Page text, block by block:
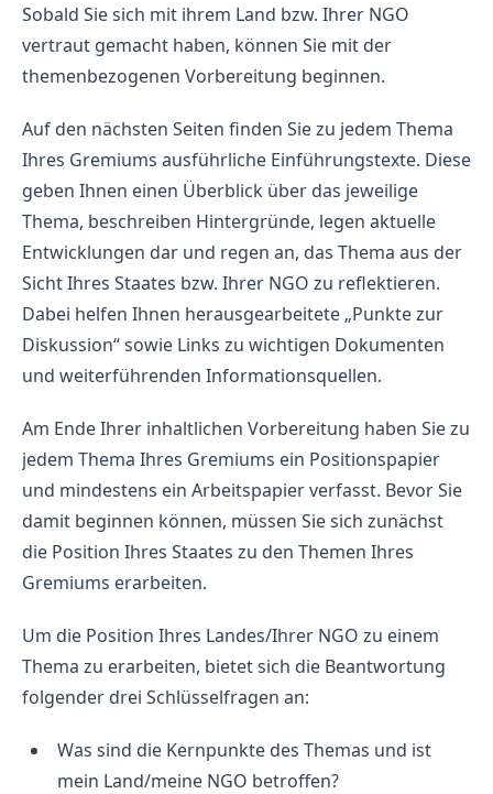
Sobald Sie sich mit ihrem Land bzw. Ihrer NGO
vertraut gemacht haben, können Sie mit der
themenbezogenen Vorbereitung beginnen.
Auf den nächsten Seiten finden Sie zu jedem Thema
Ihres Gremiums ausführliche Einführungstexte. Diese
geben Ihnen einen Überblick über das jeweilige
Thema, beschreiben Hintergründe, legen aktuelle
Entwicklungen dar und regen an, das Thema aus der
Sicht Ihres Staates bzw. Ihrer NGO zu reflektieren.
Dabei helfen Ihnen herausgearbeitete „Punkte zur
Diskussion“ sowie Links zu wichtigen Dokumenten
und weiterführenden Informationsquellen.
Am Ende Ihrer inhaltlichen Vorbereitung haben Sie zu
jedem Thema Ihres Gremiums ein Positionspapier
und mindestens ein Arbeitspapier verfasst. Bevor Sie
damit beginnen können, müssen Sie sich zunächst
die Position Ihres Staates zu den Themen Ihres
Gremiums erarbeiten.
Um die Position Ihres Landes/Ihrer NGO zu einem
Thema zu erarbeiten, bietet sich die Beantwortung
folgender drei Schlüsselfragen an:
Was sind die Kernpunkte des Themas und ist
mein Land/meine NGO betroffen?